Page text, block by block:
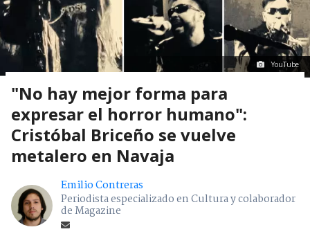
YouTube
"No hay mejor forma para
expresar el horror humano":
Cristóbal Briceño se vuelve
metalero en Navaja
Emilio Contreras
Periodista especializado en Cultura y colaborador
de Magazine